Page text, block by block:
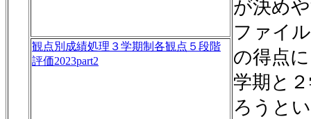
が決め
ファイ
の得点
学期と
ろうと
観点別成績処理３学期制各観点５段階
評価2023part2